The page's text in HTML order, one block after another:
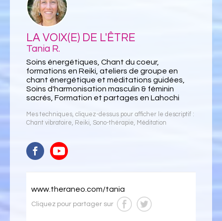
LA VOIX(E) DE L'ÊTRE
Tania R.
Soins énergétiques, Chant du coeur,
formations en Reiki, ateliers de groupe en
chant énergétique et méditations guidées,
Soins d'harmonisation masculin & féminin
sacrés, Formation et partages en Lahochi
Mes techniques, cliquez-dessus pour afficher le descriptif :
Chant vibratoire, Reiki, Sono-thérapie, Méditation
www.theraneo.com/tania
Cliquez pour partager sur